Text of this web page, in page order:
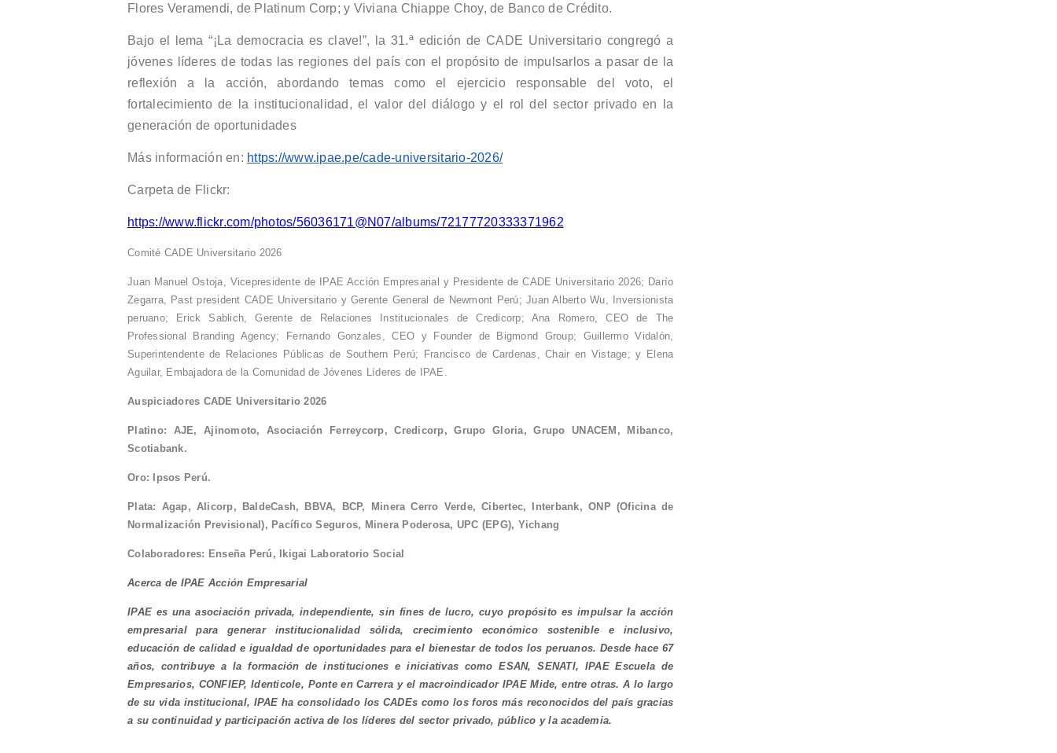
Flores Veramendi, de Platinum Corp; y Viviana Chiappe Choy, de Banco de Crédito.
Bajo el lema “¡La democracia es clave!”, la 31.ª edición de CADE Universitario congregó a
jóvenes líderes de todas las regiones del país con el propósito de impulsarlos a pasar de la
reflexión a la acción, abordando temas como el ejercicio responsable del voto, el
fortalecimiento de la institucionalidad, el valor del diálogo y el rol del sector privado en la
generación de oportunidades
Más información en: https://www.ipae.pe/cade-universitario-2026/
Carpeta de Flickr:
https://www.flickr.com/photos/56036171@N07/albums/72177720333371962
Comité CADE Universitario 2026
Juan Manuel Ostoja, Vicepresidente de IPAE Acción Empresarial y Presidente de CADE Universitario 2026; Darío
Zegarra, Past president CADE Universitario y Gerente General de Newmont Perú; Juan Alberto Wu, Inversionista
peruano; Erick Sablich, Gerente de Relaciones Institucionales de Credicorp; Ana Romero, CEO de The
Professional Branding Agency; Fernando Gonzales, CEO y Founder de Bigmond Group; Guillermo Vidalón,
Superintendente de Relaciones Públicas de Southern Perú; Francisco de Cardenas, Chair en Vistage; y Elena
Aguilar, Embajadora de la Comunidad de Jóvenes Líderes de IPAE.
Auspiciadores CADE Universitario 2026
Platino: AJE, Ajinomoto, Asociación Ferreycorp, Credicorp, Grupo Gloria, Grupo UNACEM, Mibanco,
Scotiabank.
Oro: Ipsos Perú.
Plata: Agap, Alicorp, BaldeCash, BBVA, BCP, Minera Cerro Verde, Cibertec, Interbank, ONP (Oficina de
Normalización Previsional), Pacífico Seguros, Minera Poderosa, UPC (EPG), Yichang
Colaboradores: Enseña Perú, Ikigai Laboratorio Social
Acerca de IPAE Acción Empresarial
IPAE es una asociación privada, independiente, sin fines de lucro, cuyo propósito es impulsar la acción
empresarial para generar institucionalidad sólida, crecimiento económico sostenible e inclusivo,
educación de calidad e igualdad de oportunidades para el bienestar de todos los peruanos. Desde hace 67
años, contribuye a la formación de instituciones e iniciativas como ESAN, SENATI, IPAE Escuela de
Empresarios, CONFIEP, Identicole, Ponte en Carrera y el macroindicador IPAE Mide, entre otras. A lo largo
de su vida institucional, IPAE ha consolidado los CADEs como los foros más reconocidos del país gracias
a su continuidad y participación activa de los líderes del sector privado, público y la academia.